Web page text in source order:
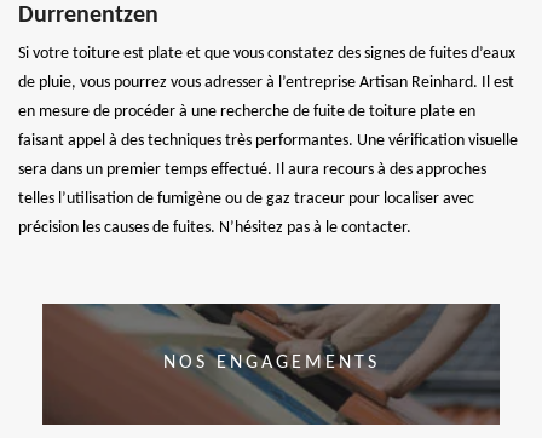
Durrenentzen
Si votre toiture est plate et que vous constatez des signes de fuites d’eaux
de pluie, vous pourrez vous adresser à l’entreprise Artisan Reinhard. Il est
en mesure de procéder à une recherche de fuite de toiture plate en
faisant appel à des techniques très performantes. Une vérification visuelle
sera dans un premier temps effectué. Il aura recours à des approches
telles l’utilisation de fumigène ou de gaz traceur pour localiser avec
précision les causes de fuites. N’hésitez pas à le contacter.
NOS ENGAGEMENTS